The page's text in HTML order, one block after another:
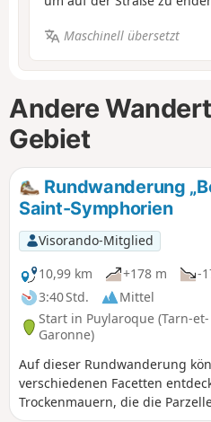
Maschinell übersetzt
Andere
Gebiet
Rundwanderung
Saint-Symphorien
Visorando-Mitglied
10,99 km
+178 m
-
3:40 Std.
Mittel
Start in Puylaroque (Tarn-et-
Garonne)
Auf dieser Rundwanderung
verschiedenen Facetten
Trockenmauern, die die